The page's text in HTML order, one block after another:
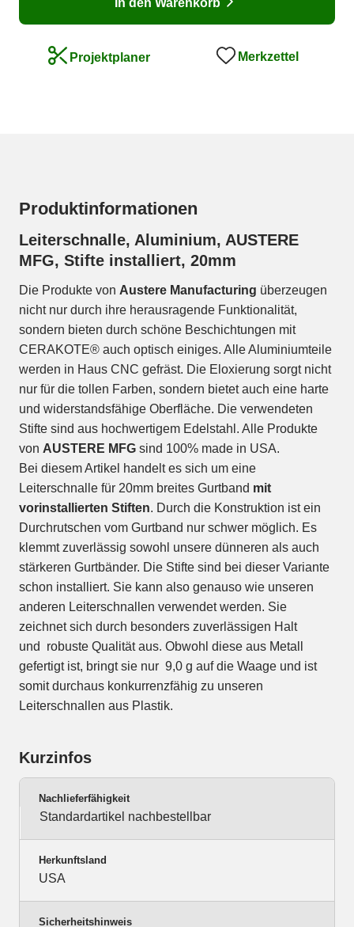
In den Warenkorb
Projektplaner Merkzettel
Produktinformationen
Leiterschnalle, Aluminium, AUSTERE
MFG, Stifte installiert, 20mm
Die Produkte von Austere Manufacturing überzeugen
nicht nur durch ihre herausragende Funktionalität,
sondern bieten durch schöne Beschichtungen mit
CERAKOTE® auch optisch einiges. Alle Aluminiumteile
werden in Haus CNC gefräst. Die Eloxierung sorgt nicht
nur für die tollen Farben, sondern bietet auch eine harte
und widerstandsfähige Oberfläche. Die verwendeten
Stifte sind aus hochwertigem Edelstahl. Alle Produkte
von AUSTERE MFG sind 100% made in USA.
Bei diesem Artikel handelt es sich um eine
Leiterschnalle für 20mm breites Gurtband mit
vorinstallierten Stiften. Durch die Konstruktion ist ein
Durchrutschen vom Gurtband nur schwer möglich. Es
klemmt zuverlässig sowohl unsere dünneren als auch
stärkeren Gurtbänder. Die Stifte sind bei dieser Variante
schon installiert. Sie kann also genauso wie unseren
anderen Leiterschnallen verwendet werden. Sie
zeichnet sich durch besonders zuverlässigen Halt
und robuste Qualität aus. Obwohl diese aus Metall
gefertigt ist, bringt sie nur 9,0 g auf die Waage und ist
somit durchaus konkurrenzfähig zu unseren
Leiterschnallen aus Plastik.
Kurzinfos
Nachlieferfähigkeit
Standardartikel nachbestellbar
Herkunftsland
USA
Sicherheitshinweis